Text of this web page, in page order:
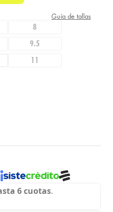
Guía de tallas
8
9.5
11